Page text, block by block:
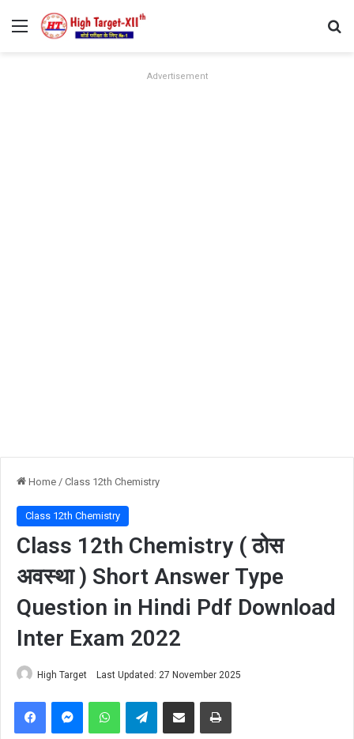
Menu
Advertisement
Home / Class 12th Chemistry
Class 12th Chemistry
Class 12th Chemistry ( ठोस
अवस्था ) Short Answer Type
Question in Hindi Pdf Download
Inter Exam 2022
High Target Last Updated: 27 November 2025
FacebookMessengerWhatsAppTelegramShare via Email Print